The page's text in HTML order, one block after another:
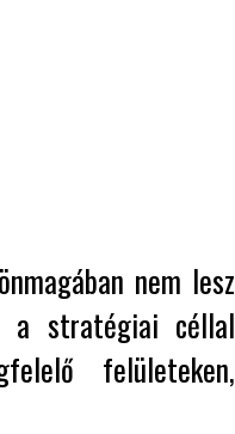
nem lesz
a stratégiai céllal
felületeken,